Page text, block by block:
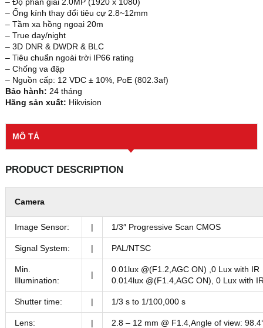
– Ống kính thay đổi tiêu cự 2.8~12mm
– Tầm xa hồng ngoại 20m
– True day/night
– 3D DNR & DWDR & BLC
– Tiêu chuẩn ngoài trời IP66 rating
– Chống va đập
– Nguồn cấp: 12 VDC ± 10%, PoE (802.3af)
Bảo hành: 24 tháng
Hãng sản xuất: Hikvision
MÔ TẢ
PRODUCT DESCRIPTION
Camera
Image Sensor: | 1/3″ Progressive Scan CMOS
Signal System: | PAL/NTSC
Min.
Illumination:
|
0.01lux @(F1.2,AGC ON) ,0 Lux with IR
0.014lux @(F1.4,AGC ON), 0 Lux with
Shutter time: | 1/3 s to 1/100,000 s
Lens: | 2.8 – 12 mm @ F1.4,Angle of view: